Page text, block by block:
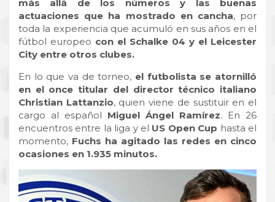
más allá de los números y las buenas
actuaciones que ha mostrado en cancha, por
toda la experiencia que acumuló en sus años en el
fútbol europeo con el Schalke 04 y el Leicester
City entre otros clubes.
En lo que va de torneo, el futbolista se atornilló
en el once titular del director técnico italiano
Christian Lattanzio, quien viene de sustituir en el
cargo al español Miguel Ángel Ramírez. En 26
encuentros entre la liga y el US Open Cup hasta el
momento, Fuchs ha agitado las redes en cinco
ocasiones en 1.935 minutos.